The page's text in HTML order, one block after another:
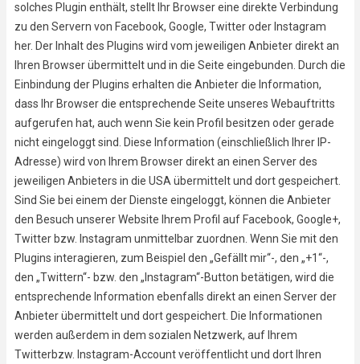
solches Plugin enthält, stellt Ihr Browser eine direkte Verbindung
zu den Servern von Facebook, Google, Twitter oder Instagram
her. Der Inhalt des Plugins wird vom jeweiligen Anbieter direkt an
Ihren Browser übermittelt und in die Seite eingebunden. Durch die
Einbindung der Plugins erhalten die Anbieter die Information,
dass Ihr Browser die entsprechende Seite unseres Webauftritts
aufgerufen hat, auch wenn Sie kein Profil besitzen oder gerade
nicht eingeloggt sind. Diese Information (einschließlich Ihrer IP-
Adresse) wird von Ihrem Browser direkt an einen Server des
jeweiligen Anbieters in die USA übermittelt und dort gespeichert.
Sind Sie bei einem der Dienste eingeloggt, können die Anbieter
den Besuch unserer Website Ihrem Profil auf Facebook, Google+,
Twitter bzw. Instagram unmittelbar zuordnen. Wenn Sie mit den
Plugins interagieren, zum Beispiel den „Gefällt mir“-, den „+1“-,
den „Twittern“- bzw. den „Instagram“-Button betätigen, wird die
entsprechende Information ebenfalls direkt an einen Server der
Anbieter übermittelt und dort gespeichert. Die Informationen
werden außerdem in dem sozialen Netzwerk, auf Ihrem
Twitterbzw. Instagram-Account veröffentlicht und dort Ihren